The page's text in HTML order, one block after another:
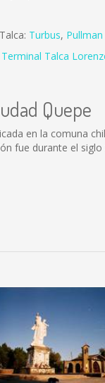
Turbus,
Terminal Talca
Quepe
en la comuna
fue durante el siglo